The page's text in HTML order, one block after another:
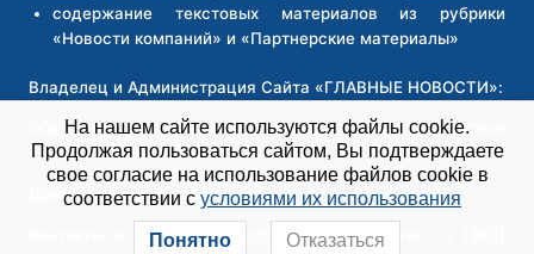
содержание текстовых материалов из рубрики
«Новости компаний» и «Партнерские материалы»
Владелец и Администрация Сайта «ГЛАВНЫЕ НОВОСТИ»:
Общество с ограниченной ответственностью
«Новосибирск Медиа»
Доменное имя:main-news.ru
Контакты: e-mailmain-news2026@yandex.ru
На нашем сайте используются файлы cookie.
Продолжая пользоваться сайтом, Вы подтверждаете
свое согласие на использование файлов cookie в
соответствии с условиями их использования
Понятно Отказаться